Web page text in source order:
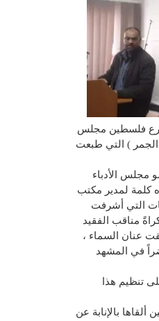
فرع فلسطين مجلس
الجمر ) التي طبعت
مجلس الأدباء
كلمة لمدير مكتب
التي أشرفت
مناقب الفقيد
عنان السماء ،
في المشهد
تنظيم هذا
بالإنابة عن